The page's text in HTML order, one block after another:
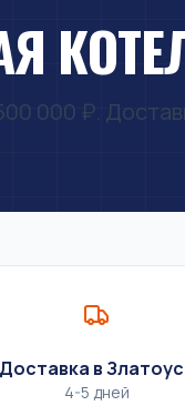
000 ₽.
Доставка в
4-5 дней